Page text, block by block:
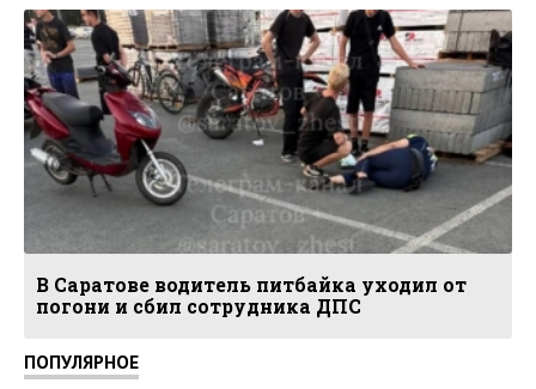
В Саратове водитель питбайка уходил от
погони и сбил сотрудника ДПС
ПОПУЛЯРНОЕ